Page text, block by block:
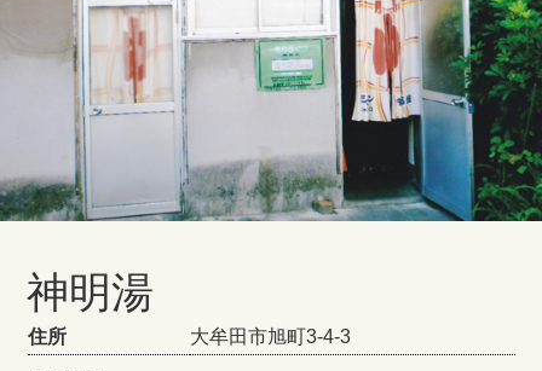
神明湯
住所 大牟田市旭町3-4-3